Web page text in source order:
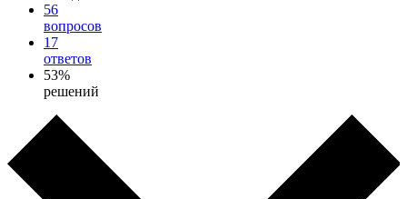
56
вопросов
17
ответов
53%
решений